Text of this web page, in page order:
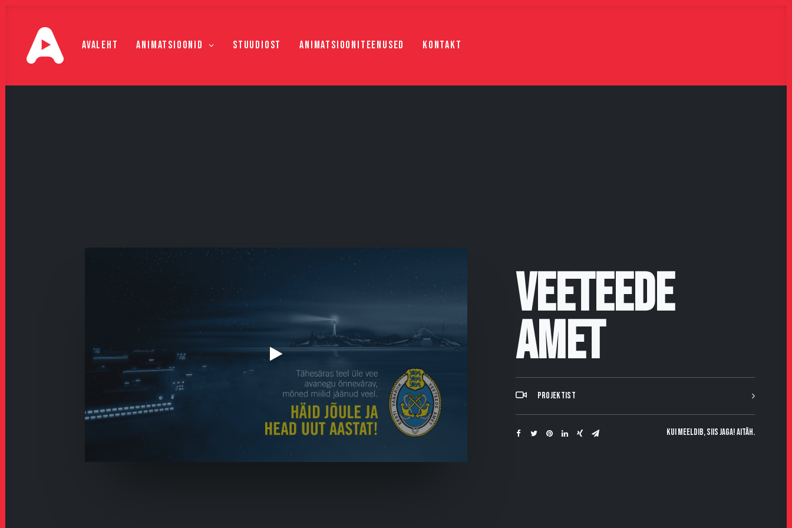
Avaleht Animatsioonid Stuudiost Animatsiooniteenused Kontakt
Veeteede
Amet
PROJEKTIST
Kui meeldib, siis jaga! Aitäh.